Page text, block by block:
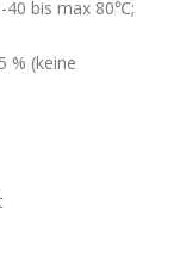
40 bis max 80℃;
% (keine